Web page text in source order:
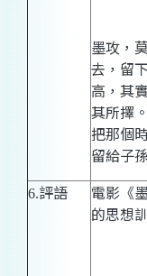
墨攻，
去，留
高，其
其所擇
把那個
留給子
6.評語
電影《
的思想